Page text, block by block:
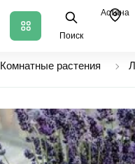
Поиск
Астана
Комнатные растения